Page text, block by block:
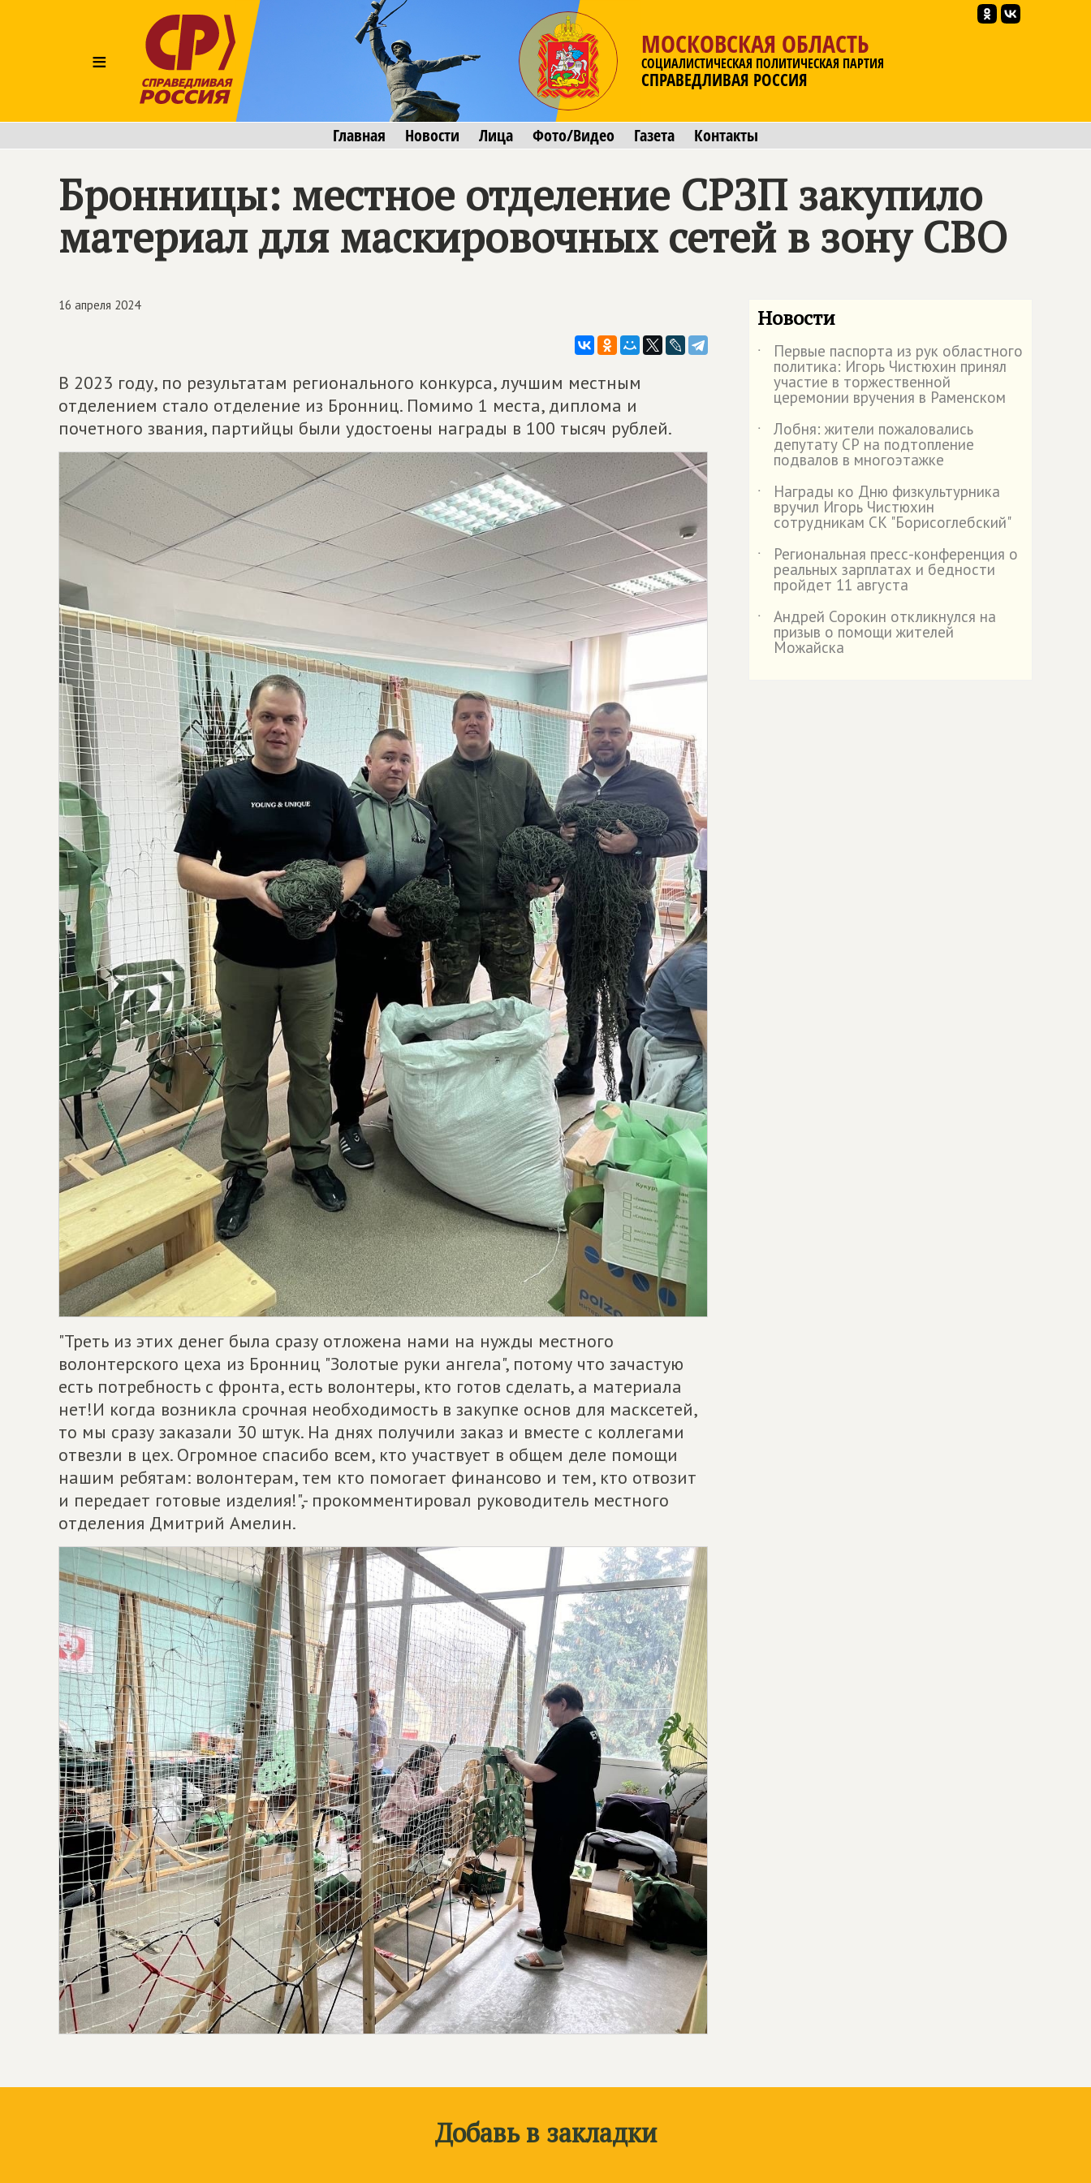
≡
МОСКОВСКАЯ ОБЛАСТЬ
СОЦИАЛИСТИЧЕСКАЯ ПОЛИТИЧЕСКАЯ ПАРТИЯ
СПРАВЕДЛИВАЯ РОССИЯ
Главная Новости Лица Фото/Видео Газета Контакты
Бронницы: местное отделение СРЗП закупило
материал для маскировочных сетей в зону СВО
16 апреля 2024
В 2023 году, по результатам регионального конкурса, лучшим местным
отделением стало отделение из Бронниц. Помимо 1 места, диплома и
почетного звания, партийцы были удостоены награды в 100 тысяч рублей.
"Треть из этих денег была сразу отложена нами на нужды местного
волонтерского цеха из Бронниц "Золотые руки ангела", потому что зачастую
есть потребность с фронта, есть волонтеры, кто готов сделать, а материала
нет!И когда возникла срочная необходимость в закупке основ для масксетей,
то мы сразу заказали 30 штук. На днях получили заказ и вместе с коллегами
отвезли в цех. Огромное спасибо всем, кто участвует в общем деле помощи
нашим ребятам: волонтерам, тем кто помогает финансово и тем, кто отвозит
и передает готовые изделия!",- прокомментировал руководитель местного
отделения Дмитрий Амелин.
Новости
˙ Первые паспорта из рук областного
политика: Игорь Чистюхин принял
участие в торжественной
церемонии вручения в Раменском
˙
Лобня: жители пожаловались
депутату СР на подтопление
подвалов в многоэтажке
˙
Награды ко Дню физкультурника
вручил Игорь Чистюхин
сотрудникам СК "Борисоглебский"
˙
Региональная пресс-конференция о
реальных зарплатах и бедности
пройдет 11 августа
˙
Андрей Сорокин откликнулся на
призыв о помощи жителей
Можайска
Добавь в закладки